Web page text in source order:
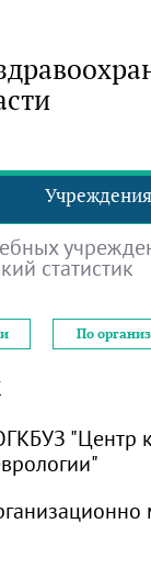
Учреждения
статистик
По
"Центр